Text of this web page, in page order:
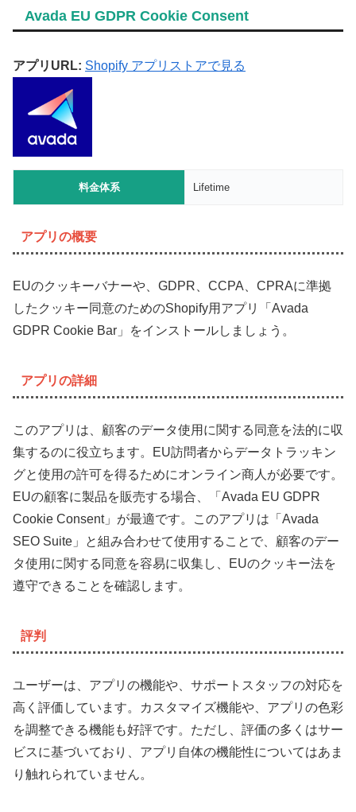
Avada EU GDPR Cookie Consent
アプリURL: Shopify アプリストアで見る
料金体系 Lifetime
アプリの概要
EUのクッキーバナーや、GDPR、CCPA、CPRAに準拠
したクッキー同意のためのShopify用アプリ「Avada
GDPR Cookie Bar」をインストールしましょう。
アプリの詳細
このアプリは、顧客のデータ使用に関する同意を法的に収
集するのに役立ちます。EU訪問者からデータトラッキン
グと使用の許可を得るためにオンライン商人が必要です。
EUの顧客に製品を販売する場合、「Avada EU GDPR
Cookie Consent」が最適です。このアプリは「Avada
SEO Suite」と組み合わせて使用することで、顧客のデー
タ使用に関する同意を容易に収集し、EUのクッキー法を
遵守できることを確認します。
評判
ユーザーは、アプリの機能や、サポートスタッフの対応を
高く評価しています。カスタマイズ機能や、アプリの色彩
を調整できる機能も好評です。ただし、評価の多くはサー
ビスに基づいており、アプリ自体の機能性についてはあま
り触れられていません。